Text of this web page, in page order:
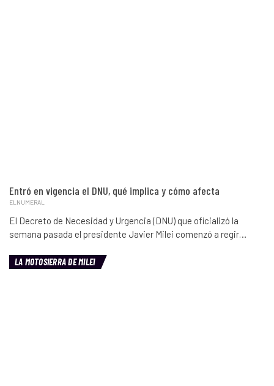
Entró en vigencia el DNU, qué implica y cómo afecta
ELNUMERAL
El Decreto de Necesidad y Urgencia (DNU) que oficializó la
semana pasada el presidente Javier Milei comenzó a regir…
LA MOTOSIERRA DE MILEI